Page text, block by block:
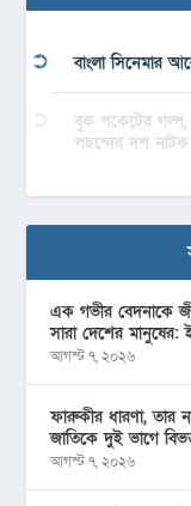
বাংলা সিনেমার
বুক পকেটের গল্প,
পছন্দের দশ নাটক
এক গভীর বেদনাকে
সারা দেশের মানুষের:
আগস্ট ৭, ২০২৬
ফারুকীর ধারণা, তার
জাতিকে দুই ভাগে
আগস্ট ৭, ২০২৬